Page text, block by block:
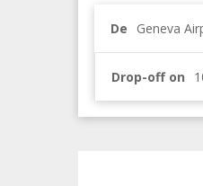
De Geneva
Drop-off on